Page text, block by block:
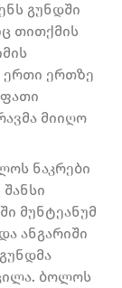
გუნდში
თითქმის
ერთი ერთზე
მიიღო
ნაკრები
მუნტეანუმ
ანგარიში
ბოლოს